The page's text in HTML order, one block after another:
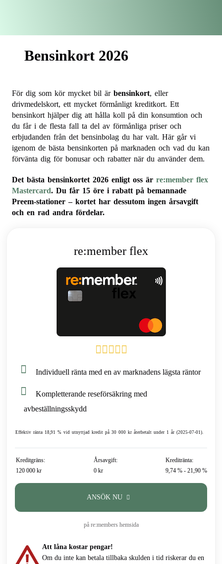
Bensinkort 2026
För dig som kör mycket bil är bensinkort, eller
drivmedelskort, ett mycket förmånligt kreditkort. Ett
bensinkort hjälper dig att hålla koll på din konsumtion och
du får i de flesta fall ta del av förmånliga priser och
erbjudanden från det bensinbolag du har valt. Här går vi
igenom de bästa bensinkorten på marknaden och vad du kan
förvänta dig för bonusar och rabatter när du använder dem.
Det bästa bensinkortet 2026 enligt oss är re:member flex
Mastercard. Du får 15 öre i rabatt på bemannade
Preem-stationer – kortet har dessutom ingen årsavgift
och en rad andra fördelar.
re:member flex
Individuell ränta med en av marknadens lägsta räntor
Kompletterande reseförsäkring med
avbeställningsskydd
Effektiv ränta 18,91 % vid utnyttjad kredit på 30 000 kr återbetalt under 1 år (2025-07-01).
Kreditgräns:
120 000 kr
Årsavgift:
0 kr
Kreditränta:
9,74 % - 21,90 %
ANSÖK NU
på re:members hemsida
Att låna kostar pengar!
Om du inte kan betala tillbaka skulden i tid riskerar du en